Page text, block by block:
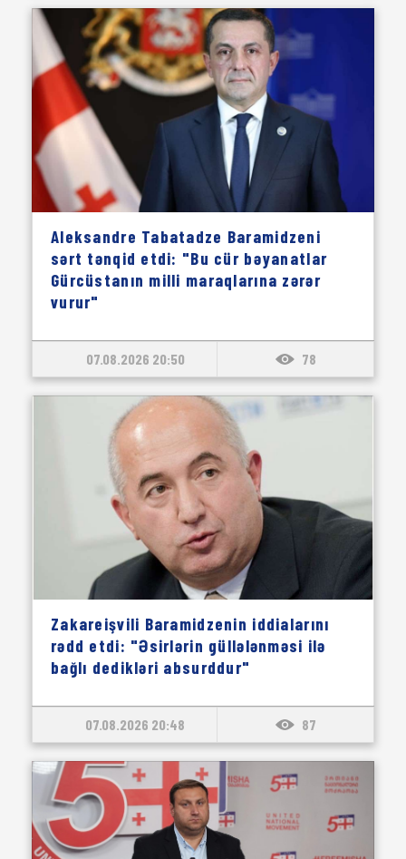
Aleksandre Tabatadze Baramidzeni
sərt tənqid etdi: "Bu cür bəyanatlar
Gürcüstanın milli maraqlarına zərər
vurur"
07.08.2026 20:50 78
Zakareişvili Baramidzenin iddialarını
rədd etdi: "Əsirlərin güllələnməsi ilə
bağlı dedikləri absurddur"
07.08.2026 20:48 87